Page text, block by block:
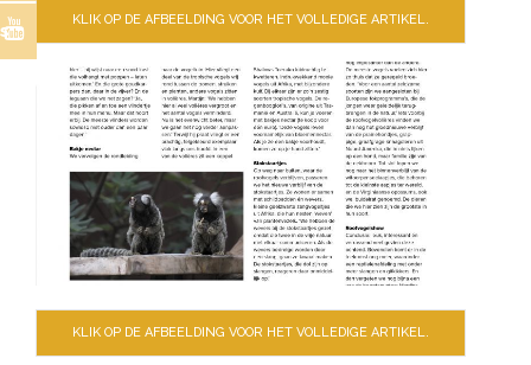
KLIK OP DE AFBEELDING VOOR HET VOLLEDIGE ARTIKEL.
KLIK OP DE AFBEELDING VOOR HET VOLLEDIGE ARTIKEL.